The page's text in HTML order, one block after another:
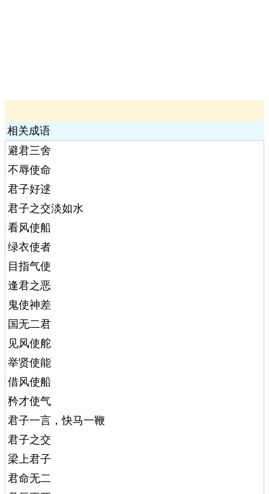
相关成语
避君三舍
不辱使命
君子好逑
君子之交淡如水
看风使船
绿衣使者
目指气使
逢君之恶
鬼使神差
国无二君
见风使舵
举贤使能
借风使船
矜才使气
君子一言，快马一鞭
君子之交
梁上君子
君命无二